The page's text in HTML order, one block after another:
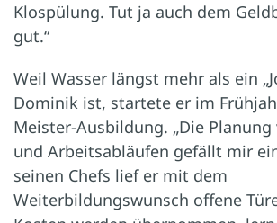
Klospülung. Tut ja auch dem
gut.“
Weil Wasser längst mehr als ein
Dominik ist, startete er im
Meister-Ausbildung. „Die
und Arbeitsabläufen gefällt mir
seinen Chefs lief er mit dem
Weiterbildungswunsch offene